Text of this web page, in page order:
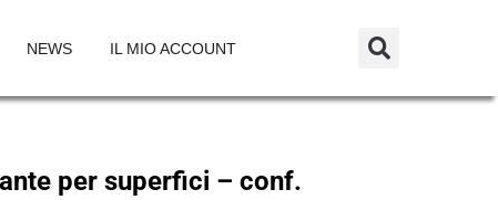
NEWS IL MIO ACCOUNT
per superfici – conf.